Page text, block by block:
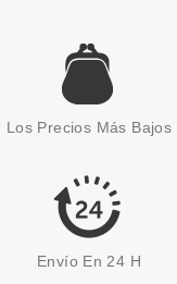
SCUNCI
SCÜNCI COLETERO GET TO
THE LOOK BUN BOW MAKER
COLOR NEGRO
0.45€
Los Precios Más Bajos
Envío En 24 H